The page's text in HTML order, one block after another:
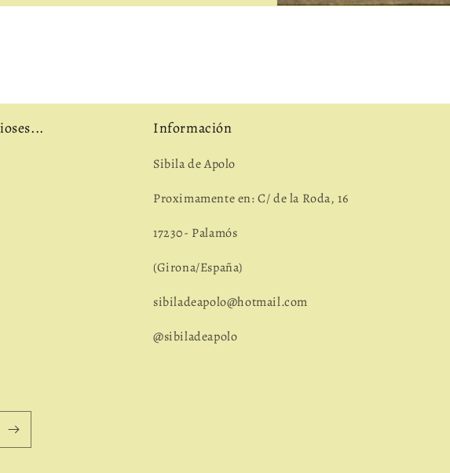
Información
Sibila de Apolo
Proximamente en: C/ de la Roda, 16
17230- Palamós
(Girona/España)
sibiladeapolo@hotmail.com
@sibiladeapolo